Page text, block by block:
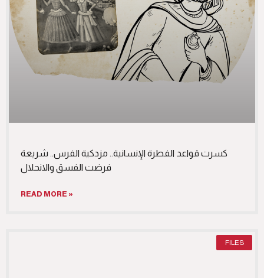
كسرت قواعد الفطرة الإنسانية.. مزدكية الفرس.. شريعة
فرضت الفسق والانحلال
READ MORE »
FILES